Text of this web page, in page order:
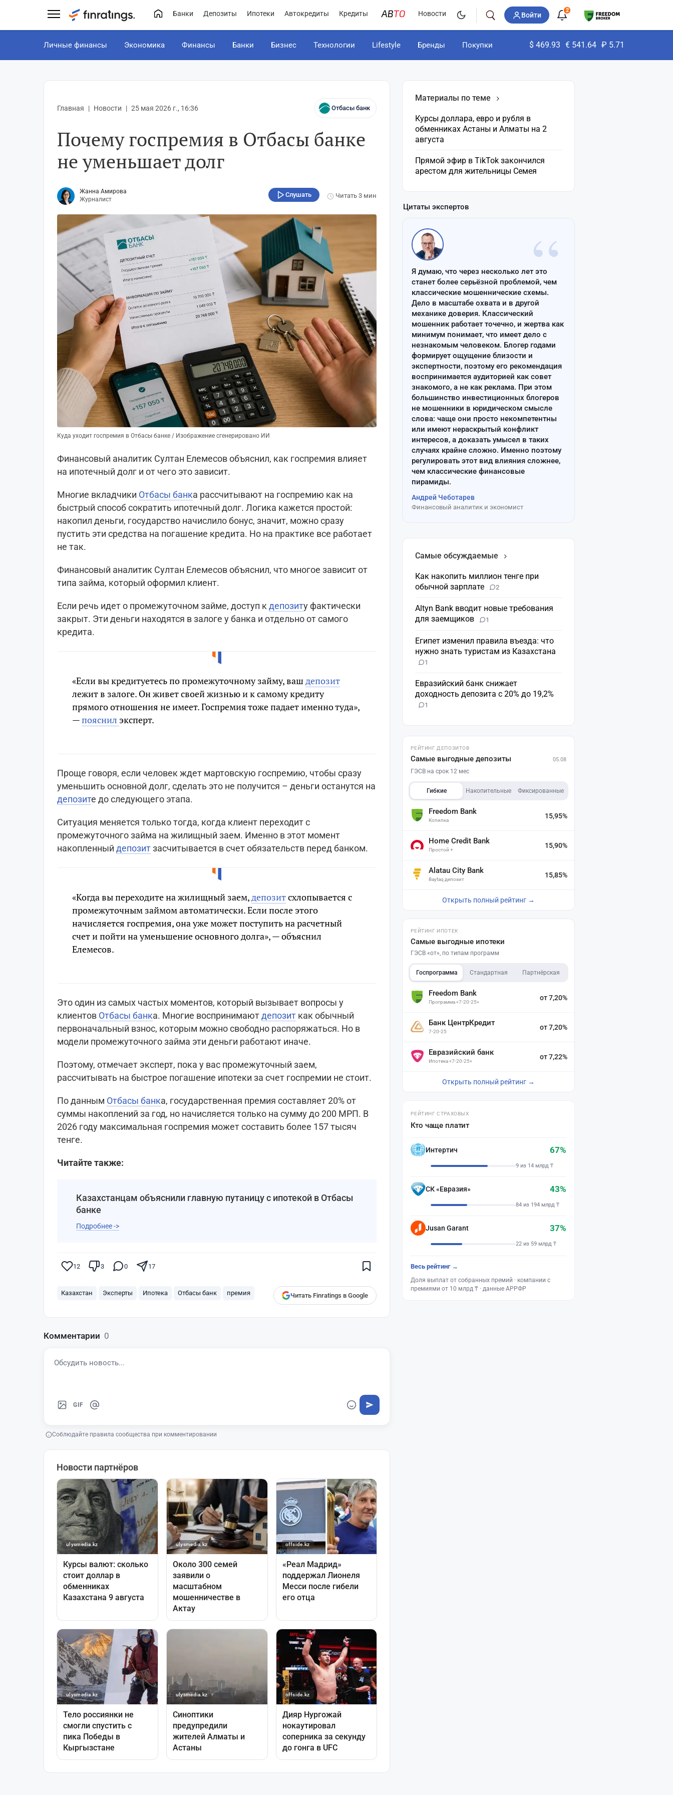
Банки Депозиты Ипотеки Автокредиты Кредиты Новости Войти
2
Личные финансы Экономика Финансы Банки Бизнес Технологии Lifestyle Бренды Покупки $ 469.93 € 541.64 ₽ 5.71
Главная Новости 25 мая 2026 г., 16:36 Отбасы банк
Почему госпремия в Отбасы банке
не уменьшает долг
Жанна Амирова
Журналист
Слушать Читать3 мин
Куда уходит госпремия в Отбасы банке / Изображение сгенерировано ИИ
Финансовый аналитик Султан Елемесов объяснил, как госпремия влияет
на ипотечный долг и от чего это зависит.
Многие вкладчики Отбасы банка рассчитывают на госпремию как на
быстрый способ сократить ипотечный долг. Логика кажется простой:
накопил деньги, государство начислило бонус, значит, можно сразу
пустить эти средства на погашение кредита. Но на практике все работает
не так.
Финансовый аналитик Султан Елемесов объяснил, что многое зависит от
типа займа, который оформил клиент.
Если речь идет о промежуточном займе, доступ кдепозиту фактически
закрыт. Эти деньги находятся в залоге у банка и отдельно от самого
кредита.
«Если вы кредитуетесь по промежуточному займу, вашдепозит
лежит в залоге. Он живет своей жизнью и к самому кредиту
прямого отношения не имеет. Госпремия тоже падает именно туда»,
—пояснил эксперт.
Проще говоря, если человек ждет мартовскую госпремию, чтобы сразу
уменьшить основной долг, сделать это не получится – деньги останутся на
депозите до следующего этапа.
Ситуация меняется только тогда, когда клиент переходит с
промежуточного займа на жилищный заем. Именно в этот момент
накопленный депозитзасчитывается в счет обязательств перед банком.
«Когда вы переходите на жилищный заем,депозитсхлопывается с
промежуточным займом автоматически. Если после этого
начисляется госпремия, она уже может поступить на расчетный
счет и пойти на уменьшение основного долга», — объяснил
Елемесов.
Это один из самых частых моментов, который вызывает вопросы у
клиентов Отбасы банка. Многие воспринимаютдепозит как обычный
первоначальный взнос, которым можно свободно распоряжаться. Но в
модели промежуточного займа эти деньги работают иначе.
Поэтому, отмечает эксперт, пока у вас промежуточный заем,
рассчитывать на быстрое погашение ипотеки за счет госпремии не стоит.
По данным Отбасы банка, государственная премия составляет 20% от
суммы накоплений за год, но начисляется только на сумму до 200 МРП. В
2026 году максимальная госпремия может составить более 157 тысяч
тенге.
Читайте также:
Казахстанцам объяснили главную путаницу с ипотекой в Отбасы
банке
Подробнее ->
12 3 0 17
Казахстан Эксперты Ипотека Отбасы банк премия Читать Finratings в Google
Комментарии 0
GIF
Соблюдайте правила сообщества при комментировании
Материалы по теме
Курсы доллара, евро и рубля в
обменниках Астаны и Алматы на 2
августа
Прямой эфир в TikTok закончился
арестом для жительницы Семея
Цитаты экспертов
“
Я думаю, что через несколько лет это
станет более серьёзной проблемой, чем
классические мошеннические схемы.
Дело в масштабе охвата и в другой
механике доверия. Классический
мошенник работает точечно, и жертва как
минимум понимает, что имеет дело с
незнакомым человеком. Блогер годами
формирует ощущение близости и
экспертности, поэтому его рекомендация
воспринимается аудиторией как совет
знакомого, а не как реклама. При этом
большинство инвестиционных блогеров
не мошенники в юридическом смысле
слова: чаще они просто некомпетентны
или имеют нераскрытый конфликт
интересов, а доказать умысел в таких
случаях крайне сложно. Именно поэтому
регулировать этот вид влияния сложнее,
чем классические финансовые
пирамиды.
Андрей Чеботарев
Финансовый аналитик и экономист
Самые обсуждаемые
Как накопить миллион тенге при
обычной зарплате
2
Altyn Bank вводит новые требования
для заемщиков
1
Египет изменил правила въезда: что
нужно знать туристам из Казахстана
1
Евразийский банк снижает
доходность депозита с 20% до 19,2%
1
РЕЙТИНГ ДЕПОЗИТОВ
Самые выгодные депозиты 05.08
ГЭСВ на срок 12 мес
Гибкие Накопительные Фиксированные
Freedom Bank
Копилка
15,95%
Home Credit Bank
Простой +
15,90%
Alatau City Bank
Baytaq депозит
15,85%
Открыть полный рейтинг →
РЕЙТИНГ ИПОТЕК
Самые выгодные ипотеки
ГЭСВ «от», по типам программ
Госпрограмма Стандартная Партнёрская
Freedom Bank
Программа «7-20-25»
от 7,20%
Банк ЦентрКредит
7-20-25
от 7,20%
Евразийский банк
Ипотека «7-20-25»
от 7,22%
Открыть полный рейтинг →
РЕЙТИНГ СТРАХОВЫХ
Кто чаще платит
Интертич 67%
9 из 14 млрд ₸
СК «Евразия» 43%
84 из 194 млрд ₸
Jusan Garant 37%
22 из 59 млрд ₸
Весь рейтинг →
Доля выплат от собранных премий · компании с
премиями от 10 млрд ₸ · данные АРРФР